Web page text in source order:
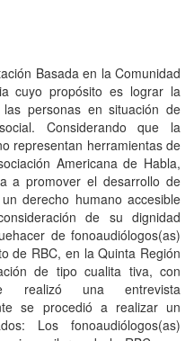
Basada en la Comunidad
cuyo propósito es lograr la
personas en situación de
Considerando que la
representan herramientas de
Americana de Habla,
a promover el desarrollo de
derecho humano accesible
de su dignidad
de fonoaudiólogos(as)
de RBC, en la Quinta Región
de tipo cualita tiva, con
realizó una entrevista
se procedió a realizar un
Los fonoaudiólogos(as)